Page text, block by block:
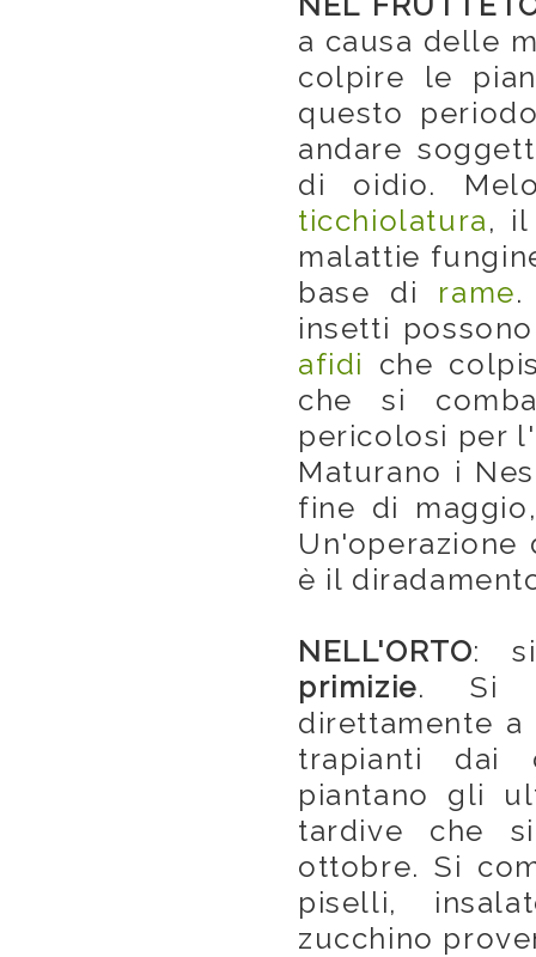
a causa delle
colpire le
questo
andare
di oidio.
ticchiolatura, il
malattie
base di rame.
insetti
afidi che
che si
pericolosi per
Maturano i
fine di
è il
NELL'ORTO:
primizie. Si
direttamente
trapianti dai
piantano gli
tardive che
ottobre. Si
piselli,
zucchino